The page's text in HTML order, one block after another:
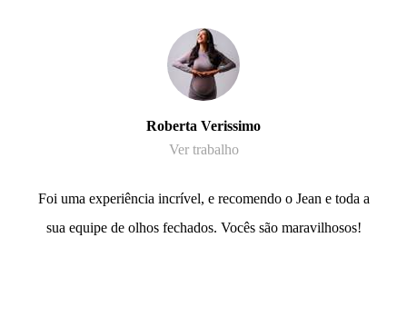
Foi uma experiência incrível, e recomendo o Jean e toda a
sua equipe de olhos fechados. Vocês são maravilhosos!
Roberta Verissimo
Ver trabalho